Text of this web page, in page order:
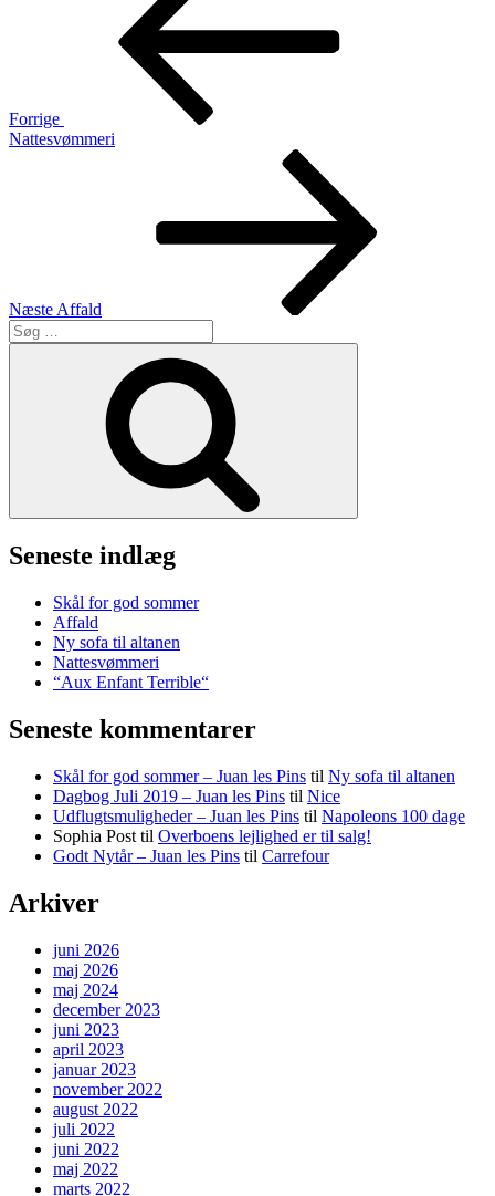
Forrige
Nattesvømmeri
NæsteAffald
Søg
efter:
Seneste indlæg
Skål for god sommer
Affald
Ny sofa til altanen
Nattesvømmeri
“Aux Enfant Terrible“
Seneste kommentarer
Skål for god sommer – Juan les Pins til Ny sofa til altanen
Dagbog Juli 2019 – Juan les Pins til Nice
Udflugtsmuligheder – Juan les Pins til Napoleons 100 dage
Sophia Post til Overboens lejlighed er til salg!
Godt Nytår – Juan les Pins til Carrefour
Arkiver
juni 2026
maj 2026
maj 2024
december 2023
juni 2023
april 2023
januar 2023
november 2022
august 2022
juli 2022
juni 2022
maj 2022
marts 2022